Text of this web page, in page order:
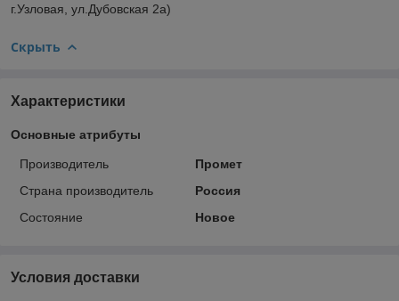
г.Узловая, ул.Дубовская 2а)
Скрыть
Характеристики
Основные атрибуты
Производитель
Промет
Страна производитель
Россия
Состояние
Новое
Условия доставки